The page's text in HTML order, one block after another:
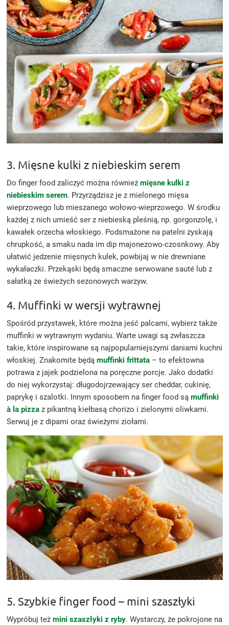
3. Mięsne kulki z niebieskim serem
Do finger food zaliczyć można również mięsne kulki z
niebieskim serem. Przyrządzisz je z mielonego mięsa
wieprzowego lub mieszanego wołowo-wieprzowego. W środku
każdej z nich umieść ser z niebieską pleśnią, np. gorgonzolę, i
kawałek orzecha włoskiego. Podsmażone na patelni zyskają
chrupkość, a smaku nada im dip majonezowo-czosnkowy. Aby
ułatwić jedzenie mięsnych kulek, powbijaj w nie drewniane
wykałaczki. Przekąski będą smaczne serwowane sauté lub z
sałatką ze świeżych sezonowych warzyw.
4. Muffinki w wersji wytrawnej
Spośród przystawek, które można jeść palcami, wybierz także
muffinki w wytrawnym wydaniu. Warte uwagi są zwłaszcza
takie, które inspirowane są najpopularniejszymi daniami kuchni
włoskiej. Znakomite będą muffinki frittata– to efektowna
potrawa z jajek podzielona na poręczne porcje. Jako dodatki
do niej wykorzystaj: długodojrzewający ser cheddar, cukinię,
paprykę i szalotki. Innym sposobem na finger food są muffinki
à la pizzaz pikantną kiełbasą chorizo i zielonymi oliwkami.
Serwuj je z dipami oraz świeżymi ziołami.
5. Szybkie finger food – mini szaszłyki
Wypróbuj też mini szaszłyki z ryby. Wystarczy, że pokrojone na